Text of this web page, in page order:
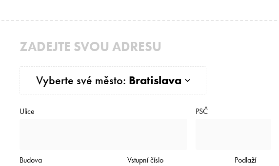
ZADEJTE SVOU ADRESU
Vyberte své město: Bratislava
Ulice PSČ
Budova Vstupní číslo Podlaží